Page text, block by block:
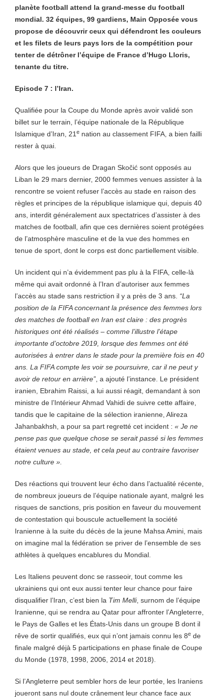
planète football attend la grand-messe du football
mondial. 32 équipes, 99 gardiens, Main Opposée vous
propose de découvrir ceux qui défendront les couleurs
et les filets de leurs pays lors de la compétition pour
tenter de détrôner l’équipe de France d’Hugo Lloris,
tenante du titre.
Episode 7 : l’Iran.
Qualifiée pour la Coupe du Monde après avoir validé son
billet sur le terrain, l’équipe nationale de la République
Islamique d’Iran, 21 e nation au classement FIFA, a bien failli
rester à quai.
Alors que les joueurs de Dragan Skočić sont opposés au
Liban le 29 mars dernier, 2000 femmes venues assister à la
rencontre se voient refuser l’accès au stade en raison des
règles et principes de la république islamique qui, depuis 40
ans, interdit généralement aux spectatrices d’assister à des
matches de football, afin que ces dernières soient protégées
de l’atmosphère masculine et de la vue des hommes en
tenue de sport, dont le corps est donc partiellement visible.
Un incident qui n’a évidemment pas plu à la FIFA, celle-là
même qui avait ordonné à l’Iran d’autoriser aux femmes
l’accès au stade sans restriction il y a près de 3 ans. “La
position de la FIFA concernant la présence des femmes lors
des matches de football en Iran est claire : des progrès
historiques ont été réalisés – comme l’illustre l’étape
importante d’octobre 2019, lorsque des femmes ont été
autorisées à entrer dans le stade pour la première fois en 40
ans. La FIFA compte les voir se poursuivre, car il ne peut y
avoir de retour en arrière” , a ajouté l’instance. Le président
iranien, Ebrahim Raissi, a lui aussi réagit, demandant à son
ministre de l’Intérieur Ahmad Vahidi de suivre cette affaire,
tandis que le capitaine de la sélection iranienne, Alireza
Jahanbakhsh, a pour sa part regretté cet incident : « Je ne
pense pas que quelque chose se serait passé si les femmes
étaient venues au stade, et cela peut au contraire favoriser
notre culture ».
Des réactions qui trouvent leur écho dans l’actualité récente,
de nombreux joueurs de l’équipe nationale ayant, malgré les
risques de sanctions, pris position en faveur du mouvement
de contestation qui bouscule actuellement la société
Iranienne à la suite du décès de la jeune Mahsa Amini, mais
on imagine mal la fédération se priver de l’ensemble de ses
athlètes à quelques encablures du Mondial.
Les Italiens peuvent donc se rasseoir, tout comme les
ukrainiens qui ont eux aussi tenter leur chance pour faire
disqualifier l’Iran, c’est bien la Tim Melli, surnom de l’équipe
Iranienne, qui se rendra au Qatar pour affronter l’Angleterre,
le Pays de Galles et les États-Unis dans un groupe B dont il
rêve de sortir qualifiés, eux qui n’ont jamais connu les 8e de
finale malgré déjà 5 participations en phase finale de Coupe
du Monde (1978, 1998, 2006, 2014 et 2018).
Si l’Angleterre peut sembler hors de leur portée, les Iraniens
joueront sans nul doute crânement leur chance face aux